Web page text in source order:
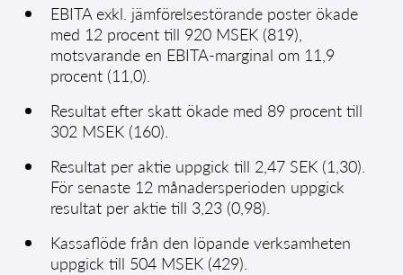
EBITA exkl. jämförelsestörande poster ökade
med 12 procent till 920 MSEK (819),
motsvarande en EBITA-marginal om 11,9
procent (11,0).
Resultat efter skatt ökade med 89 procent till
302 MSEK (160).
Resultat per aktie uppgick till 2,47 SEK (1,30).
För senaste 12 månadersperioden uppgick
resultat per aktie till 3,23 (0,98).
Kassaflöde från den löpande verksamheten
uppgick till 504 MSEK (429).